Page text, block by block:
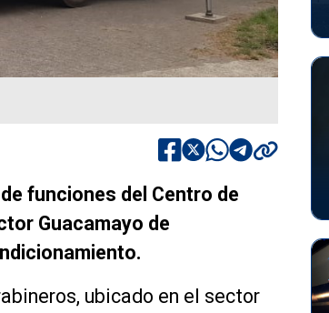
funciones del Centro de
Guacamayo de
ubicado en el sector